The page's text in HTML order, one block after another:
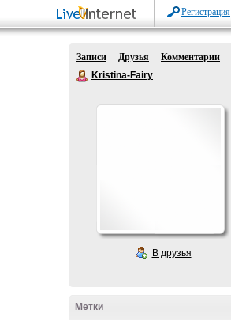
Регистрация
Записи Друзья
Комментарии
Kristina-Fairy
В друзья
Метки